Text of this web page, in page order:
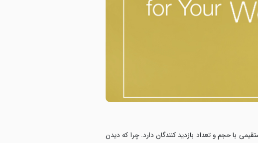
و مستقیمی با حجم و تعداد بازدید کنندگان دارد. چرا که دیدن